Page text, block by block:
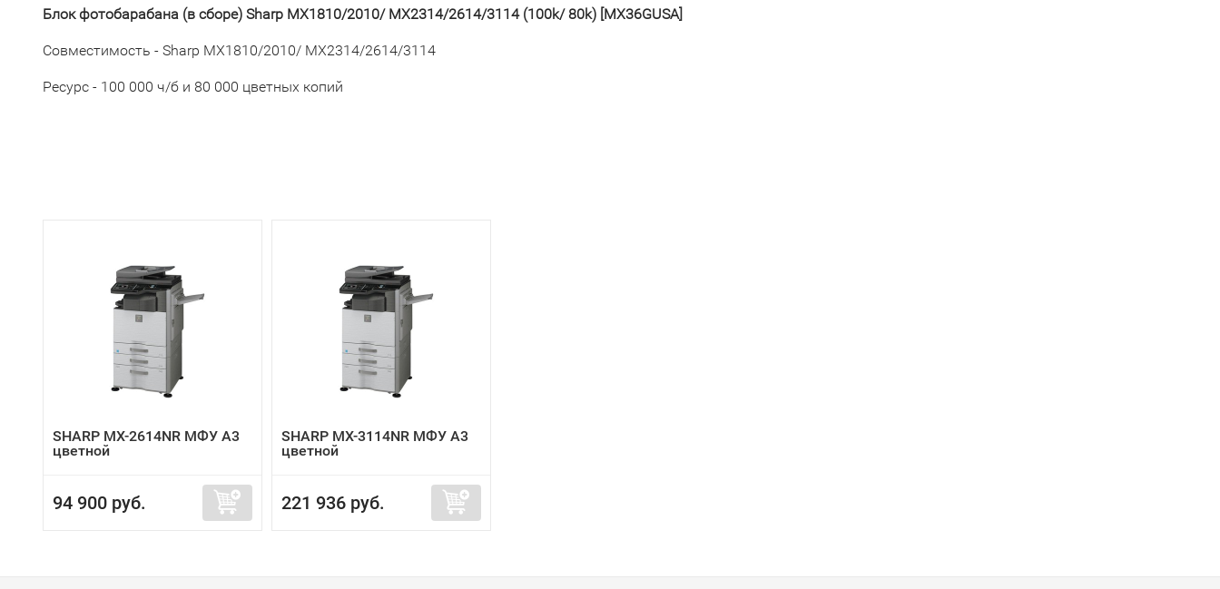
Блок фотобарабана (в сборе) Sharp MX1810/2010/ MX2314/2614/3114 (100k/ 80k) [MX36GUSA]
Совместимость - Sharp MX1810/2010/ MX2314/2614/3114
Ресурс - 100 000 ч/б и 80 000 цветных копий
SHARP MX-2614NR МФУ А3
цветной
94 900 руб.
SHARP MX-3114NR МФУ А3
цветной
221 936 руб.